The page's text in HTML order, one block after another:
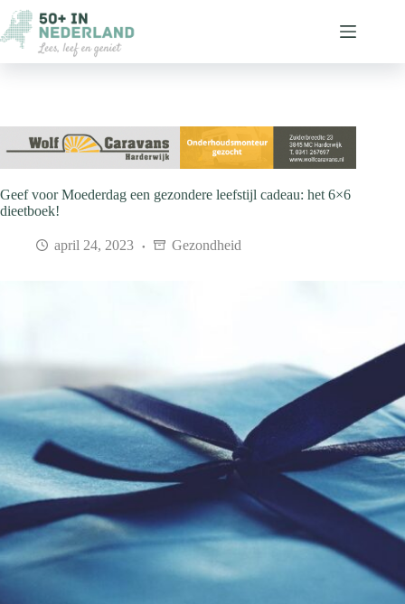
naar
de
inhoud
Geef voor Moederdag een gezondere leefstijl cadeau: het 6×6
dieetboek!
april 24, 2023 Gezondheid